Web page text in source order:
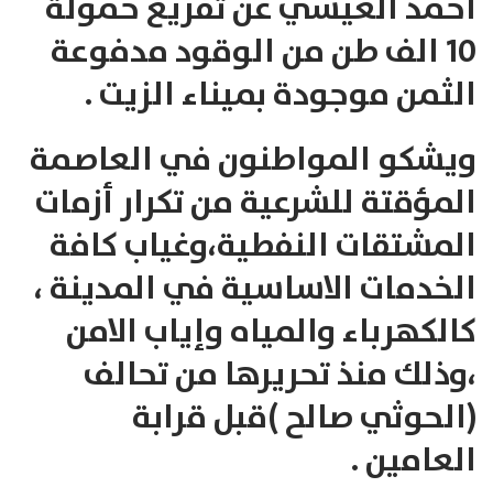
10 الف طن من الوقود مدفوعة
الثمن موجودة بميناء الزيت .
ويشكو المواطنون في العاصمة
المؤقتة للشرعية من تكرار أزمات
المشتقات النفطية،وغياب كافة
الخدمات الاساسية في المدينة ،
كالكهرباء والمياه وإياب الامن
،وذلك منذ تحريرها من تحالف
(الحوثي صالح )قبل قرابة
العامين .